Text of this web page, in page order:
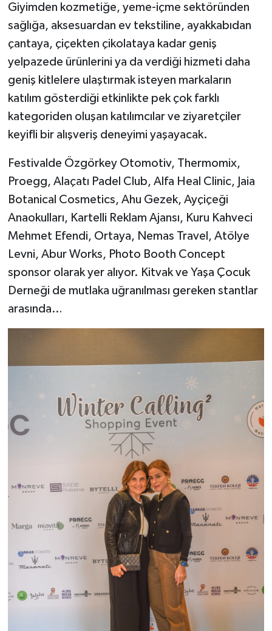
Giyimden kozmetiğe, yeme-içme sektöründen
sağlığa, aksesuardan ev tekstiline, ayakkabıdan
çantaya, çiçekten çikolataya kadar geniş
yelpazede ürünlerini ya da verdiği hizmeti daha
geniş kitlelere ulaştırmak isteyen markaların
katılım gösterdiği etkinlikte pek çok farklı
kategoriden oluşan katılımcılar ve ziyaretçiler
keyifli bir alışveriş deneyimi yaşayacak.
Festivalde Özgörkey Otomotiv, Thermomix,
Proegg, Alaçatı Padel Club, Alfa Heal Clinic, Jaia
Botanical Cosmetics, Ahu Gezek, Ayçiçeği
Anaokulları, Kartelli Reklam Ajansı, Kuru Kahveci
Mehmet Efendi, Ortaya, Nemas Travel, Atölye
Levni, Abur Works, Photo Booth Concept
sponsor olarak yer alıyor. Kitvak ve Yaşa Çocuk
Derneği de mutlaka uğranılması gereken stantlar
arasında…